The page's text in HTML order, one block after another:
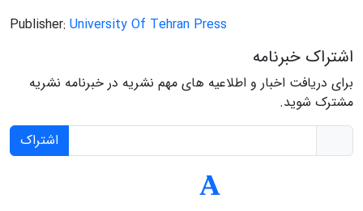
Publisher: University Of Tehran Press
اشتراک خبرنامه
برای دریافت اخبار و اطلاعیه های مهم نشریه در خبرنامه نشریه
مشترک شوید.
اشتراک